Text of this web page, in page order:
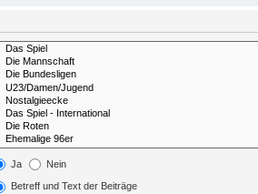
Ja Nein
Betreff und Text der Beiträge